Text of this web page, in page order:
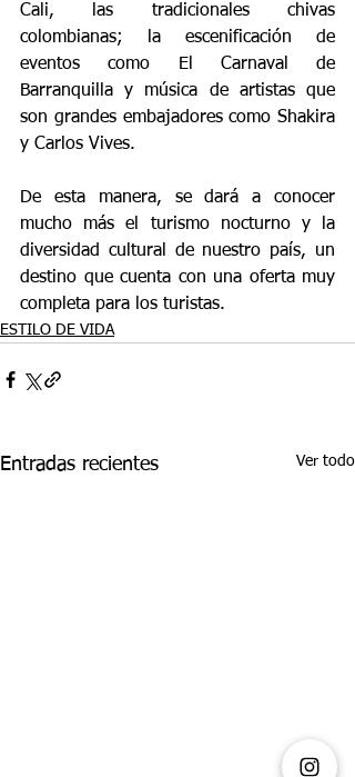
Cali, las tradicionales chivas
colombianas; la escenificación de
eventos como El Carnaval de
Barranquilla y música de artistas que
son grandes embajadores como Shakira
y Carlos Vives.
De esta manera, se dará a conocer
mucho más el turismo nocturno y la
diversidad cultural de nuestro país, un
destino que cuenta con una oferta muy
completa para los turistas.
ESTILO DE VIDA
Entradas recientes Ver todo